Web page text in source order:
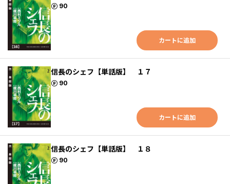
90
ポイント
カートに追加
信長のシェフ【単話版】 １７
90
ポイント
カートに追加
信長のシェフ【単話版】 １８
90
ポイント